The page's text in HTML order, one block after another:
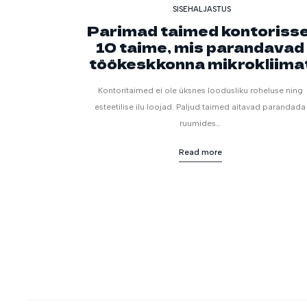
SISEHALJASTUS
Parimad taimed
10 taime, mis parandavad
töökeskkonna
Kontoritaimed ei ole üksnes loodusliku roheluse ning
esteetilise ilu loojad. Paljud taimed aitavad parandada
ruumides…
Read more